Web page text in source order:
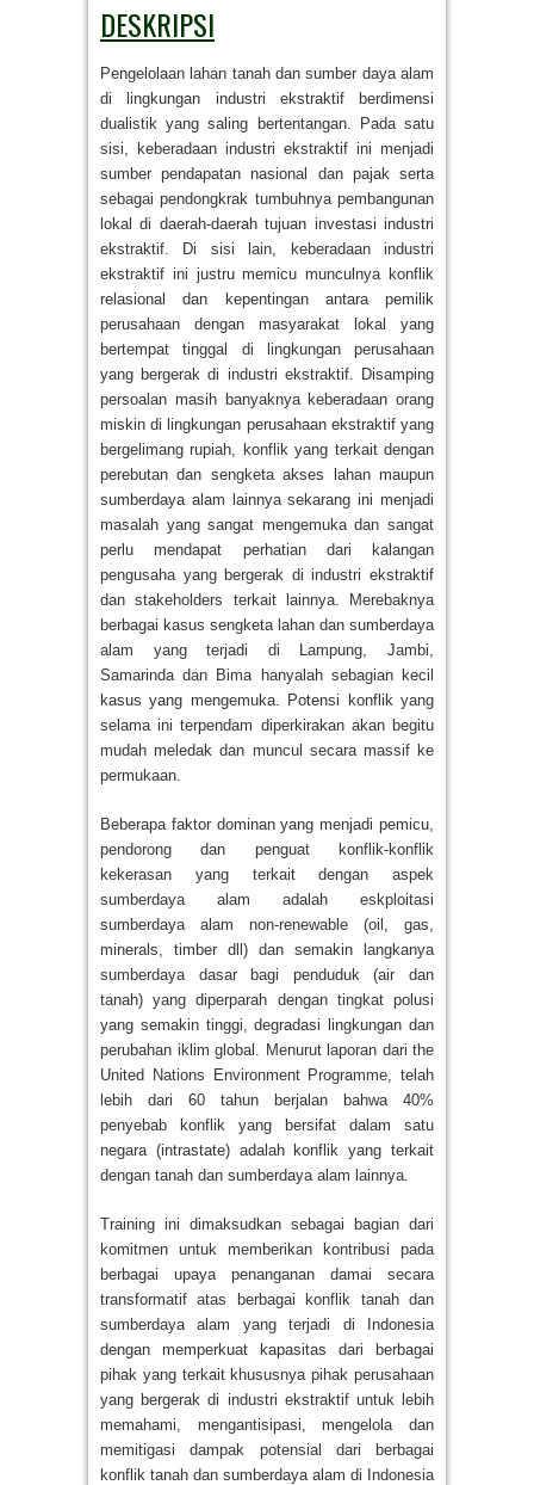
DESKRIPSI
Pengelolaan lahan tanah dan sumber daya alam
di lingkungan industri ekstraktif berdimensi
dualistik yang saling bertentangan. Pada satu
sisi, keberadaan industri ekstraktif ini menjadi
sumber pendapatan nasional dan pajak serta
sebagai pendongkrak tumbuhnya pembangunan
lokal di daerah-daerah tujuan investasi industri
ekstraktif. Di sisi lain, keberadaan industri
ekstraktif ini justru memicu munculnya konflik
relasional dan kepentingan antara pemilik
perusahaan dengan masyarakat lokal yang
bertempat tinggal di lingkungan perusahaan
yang bergerak di industri ekstraktif. Disamping
persoalan masih banyaknya keberadaan orang
miskin di lingkungan perusahaan ekstraktif yang
bergelimang rupiah, konflik yang terkait dengan
perebutan dan sengketa akses lahan maupun
sumberdaya alam lainnya sekarang ini menjadi
masalah yang sangat mengemuka dan sangat
perlu mendapat perhatian dari kalangan
pengusaha yang bergerak di industri ekstraktif
dan stakeholders terkait lainnya. Merebaknya
berbagai kasus sengketa lahan dan sumberdaya
alam yang terjadi di Lampung, Jambi,
Samarinda dan Bima hanyalah sebagian kecil
kasus yang mengemuka. Potensi konflik yang
selama ini terpendam diperkirakan akan begitu
mudah meledak dan muncul secara massif ke
permukaan.
Beberapa faktor dominan yang menjadi pemicu,
pendorong dan penguat konflik-konflik
kekerasan yang terkait dengan aspek
sumberdaya alam adalah eskploitasi
sumberdaya alam non-renewable (oil, gas,
minerals, timber dll) dan semakin langkanya
sumberdaya dasar bagi penduduk (air dan
tanah) yang diperparah dengan tingkat polusi
yang semakin tinggi, degradasi lingkungan dan
perubahan iklim global. Menurut laporan dari the
United Nations Environment Programme, telah
lebih dari 60 tahun berjalan bahwa 40%
penyebab konflik yang bersifat dalam satu
negara (intrastate) adalah konflik yang terkait
dengan tanah dan sumberdaya alam lainnya.
Training ini dimaksudkan sebagai bagian dari
komitmen untuk memberikan kontribusi pada
berbagai upaya penanganan damai secara
transformatif atas berbagai konflik tanah dan
sumberdaya alam yang terjadi di Indonesia
dengan memperkuat kapasitas dari berbagai
pihak yang terkait khususnya pihak perusahaan
yang bergerak di industri ekstraktif untuk lebih
memahami, mengantisipasi, mengelola dan
memitigasi dampak potensial dari berbagai
konflik tanah dan sumberdaya alam di Indonesia